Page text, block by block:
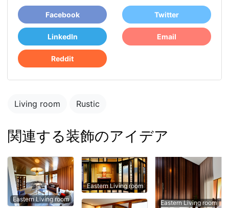
Facebook Twitter
LinkedIn Email
Reddit
Living room Rustic
関連する装飾のアイデア
Eastern Living room
Eastern Living room
Eastern Living room